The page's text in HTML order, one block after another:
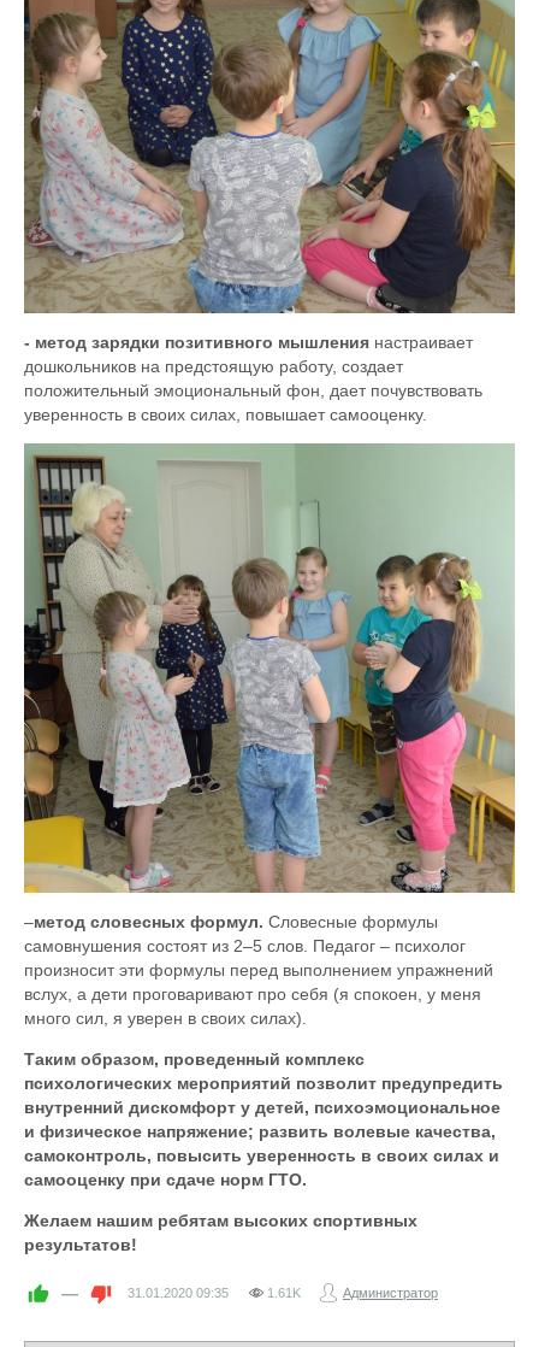
- метод зарядки позитивного мышления настраивает
дошкольников на предстоящую работу, создает
положительный эмоциональный фон, дает почувствовать
уверенность в своих силах, повышает самооценку.
–метод словесных формул. Словесные формулы
самовнушения состоят из 2–5 слов. Педагог – психолог
произносит эти формулы перед выполнением упражнений
вслух, а дети проговаривают про себя (я спокоен, у меня
много сил, я уверен в своих силах).
Таким образом, проведенный комплекс
психологических мероприятий позволит предупредить
внутренний дискомфорт у детей, психоэмоциональное
и физическое напряжение; развить волевые качества,
самоконтроль, повысить уверенность в своих силах и
самооценку при сдаче норм ГТО.
Желаем нашим ребятам высоких спортивных
результатов!
— 31.01.2020 09:35 1.61K Администратор